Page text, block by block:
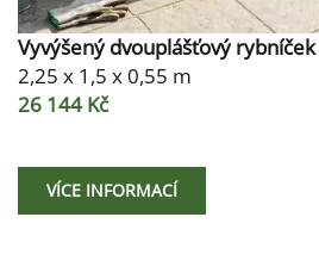
Vyvýšený dvouplášťový rybníček
2,25 x 1,5 x 0,55 m
26 144 Kč
VÍCE INFORMACÍ